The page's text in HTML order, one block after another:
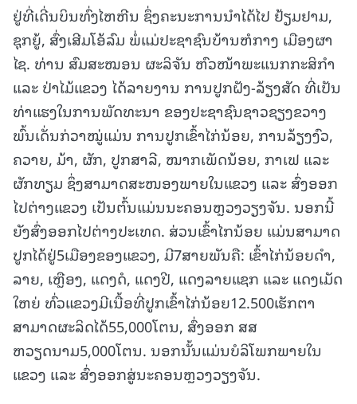
ຢູ່ທີ່ເດີ່ນບິນທົ່ງໄຫຫີນ ຊຶ່ງຄະນະການນຳໄດ້ໄປ ຢ້ຽມຢາມ,
ຊຸກຍູ້, ສົ່ງເສີມໂອ້ລົມ ພໍ່ແມ່ປະຊາຊົນບ້ານຫໍກາງ ເມືອງຜາ
ໄຊ. ທ່ານ ສົມສະໝອນ ຜະລິຈັນ ຫົວໜ້າພະແນກກະສິກຳ
ແລະ ປ່າໄມ້ແຂວງ ໄດ້ລາຍງານ ການປູກຝັງ-ລ້ຽງສັດ ທີ່ເປັນ
ທ່າແຮງໃນການພັດທະນາ ຂອງປະຊາຊົນຊາວຊຽງຂວາງ
ພົ້ນເດັ່ນກ່ວາໝູ່ແມ່ນ ການປູກເຂົ້າໄກ່ນ້ອຍ, ການລ້ຽງງົວ,
ຄວາຍ, ມ້າ, ຜັກ, ປູກສາລີ, ໝາກເພັດນ້ອຍ, ກາເຟ ແລະ
ຜັກທຽມ ຊຶ່ງສາມາດສະໜອງພາຍໃນແຂວງ ແລະ ສົ່ງອອກ
ໄປຕ່າງແຂວງ ເປັນຕົ້ນແມ່ນນະຄອນຫຼວງວຽງຈັນ. ນອກນີ້
ຍັງສົ່ງອອກໄປຕ່າງປະເທດ. ສ່ວນເຂົ້າໄກນ້ອຍ ແມ່ນສາມາດ
ປູກໄດ້ຢູ່5ເມືອງຂອງແຂວງ, ມີ7ສາຍພັນຄື: ເຂົ້າໄກ່ນ້ອຍດຳ,
ລາຍ, ເຫຼືອງ, ແດງດໍ, ແດງປີ, ແດງລາຍແຊກ ແລະ ແດງເມັດ
ໃຫຍ່ ທົ່ວແຂວງມີເນື້ອທີ່ປູກເຂົ້າໄກ່ນ້ອຍ12.500ເຮັກຕາ
ສາມາດຜະລິດໄດ້55,000ໂຕນ, ສົ່ງອອກ ສສ
ຫວຽດນາມ5,000ໂຕນ. ນອກນັ້ນແມ່ນບໍລິໂພກພາຍໃນ
ແຂວງ ແລະ ສົ່ງອອກສູ່ນະຄອນຫຼວງວຽງຈັນ.